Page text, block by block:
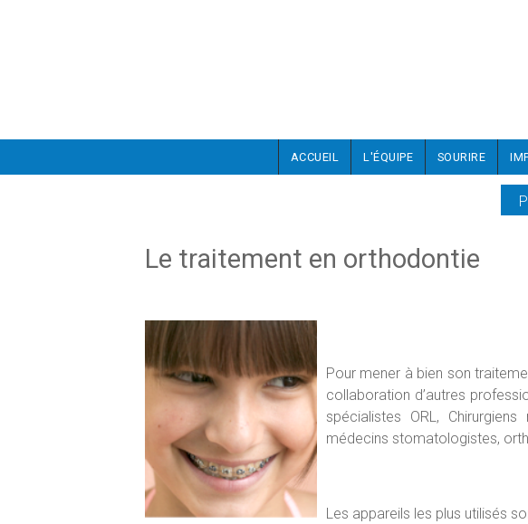
ACCUEIL L'ÉQUIPE SOURIRE
Le traitement en orthodontie
Pour mener à bien son
collaboration d’autres
spécialistes ORL, Chirurgiens
médecins stomatologistes,
Les appareils les plus utilisés